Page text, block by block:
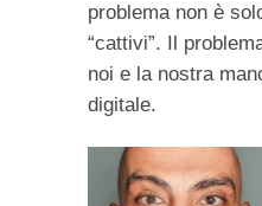
problema non è
“cattivi”. Il
noi e la nostra
digitale.